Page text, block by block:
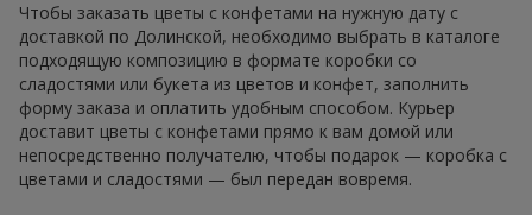
Чтобы заказать цветы с конфетами на нужную дату с
доставкой по Долинской, необходимо выбрать в каталоге
подходящую композицию в формате коробки со
сладостями или букета из цветов и конфет, заполнить
форму заказа и оплатить удобным способом. Курьер
доставит цветы с конфетами прямо к вам домой или
непосредственно получателю, чтобы подарок — коробка с
цветами и сладостями — был передан вовремя.